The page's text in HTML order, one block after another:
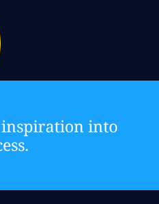
inspiration into